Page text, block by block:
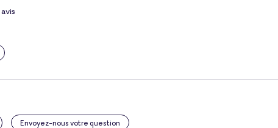
avis
Envoyez-nous votre question